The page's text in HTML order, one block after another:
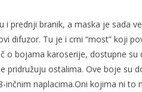
i prednji branik, a maska je sada
difuzor. Tu je i crni “most” koji
o bojama karoserije, dostupne
pridružuju ostalima. Ove boje su
inčnim naplacima.Oni kojima ni